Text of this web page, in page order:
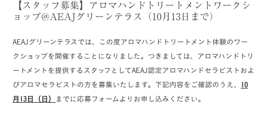
【スタッフ募集】アロマハンドトリートメントワークシ
ョップ@AEAJグリーンテラス（10月13日まで）
AEAJグリーンテラスでは、この度アロマハンドトリートメント体験のワー
クショップを開催することになりました。つきましては、アロマハンドトリ
ートメントを提供するスタッフとしてAEAJ認定アロマハンドセラピストおよ
びアロマセラピストの方を募集いたします。下記内容をご確認のうえ、
10
月13日（日）
までに応募フォームよりお申し込みください。